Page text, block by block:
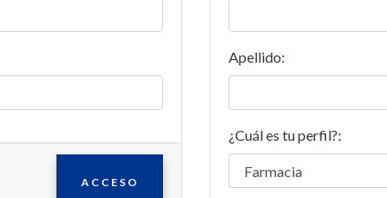
alimentarios
ACCESO
Apellido:
¿Cuál es tu perfil?: